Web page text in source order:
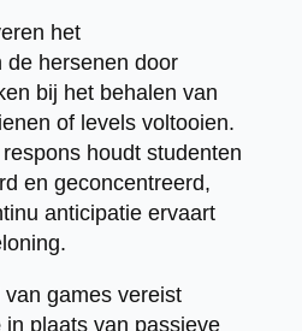
het
de hersenen door
bij het behalen van
of levels voltooien.
houdt studenten
en geconcentreerd,
anticipatie ervaart
games vereist
in plaats van passieve